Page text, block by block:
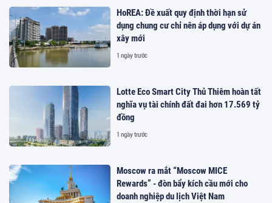
HoREA: Đề xuất quy định thời hạn sử
dụng chung cư chỉ nên áp dụng với dự án
xây mới
1 ngày trước
Lotte Eco Smart City Thủ Thiêm hoàn tất
nghĩa vụ tài chính đất đai hơn 17.569 tỷ
đồng
1 ngày trước
Moscow ra mắt “Moscow MICE
Rewards” - đòn bẩy kích cầu mới cho
doanh nghiệp du lịch Việt Nam